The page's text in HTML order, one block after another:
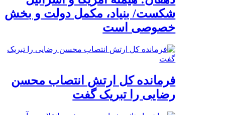
شکست/ بنیاد، مکمل دولت و بخش
خصوصی است
فرمانده کل ارتش انتصاب محسن
رضایی را تبریک گفت